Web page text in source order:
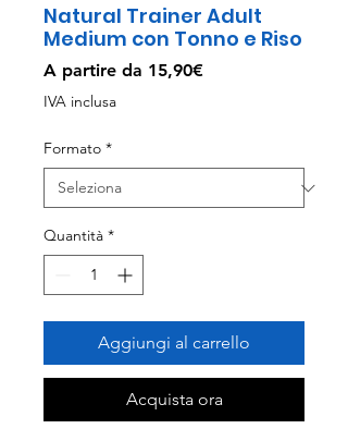
Natural Trainer Adult
Medium con Tonno e Riso
A partire da 15,90€Prezzo
IVA inclusa
Formato *
Quantità *
Aggiungi al carrello
Acquista ora